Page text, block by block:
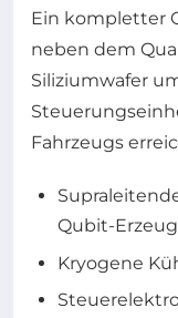
Ein kompletter
neben dem
Siliziumwafer
Fahrzeugs
Qubit-
Kryogene